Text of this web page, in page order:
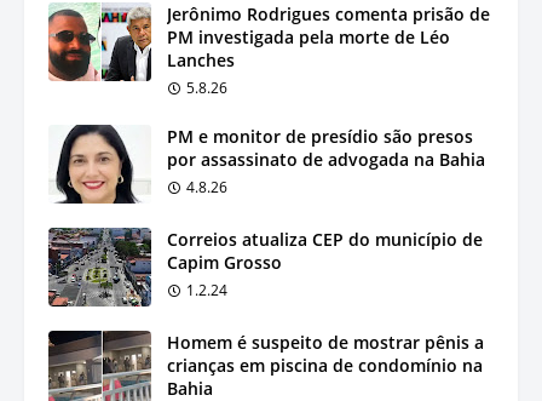
Jerônimo Rodrigues comenta prisão de
PM investigada pela morte de Léo
Lanches
5.8.26
PM e monitor de presídio são presos
por assassinato de advogada na Bahia
4.8.26
Correios atualiza CEP do município de
Capim Grosso
1.2.24
Homem é suspeito de mostrar pênis a
crianças em piscina de condomínio na
Bahia